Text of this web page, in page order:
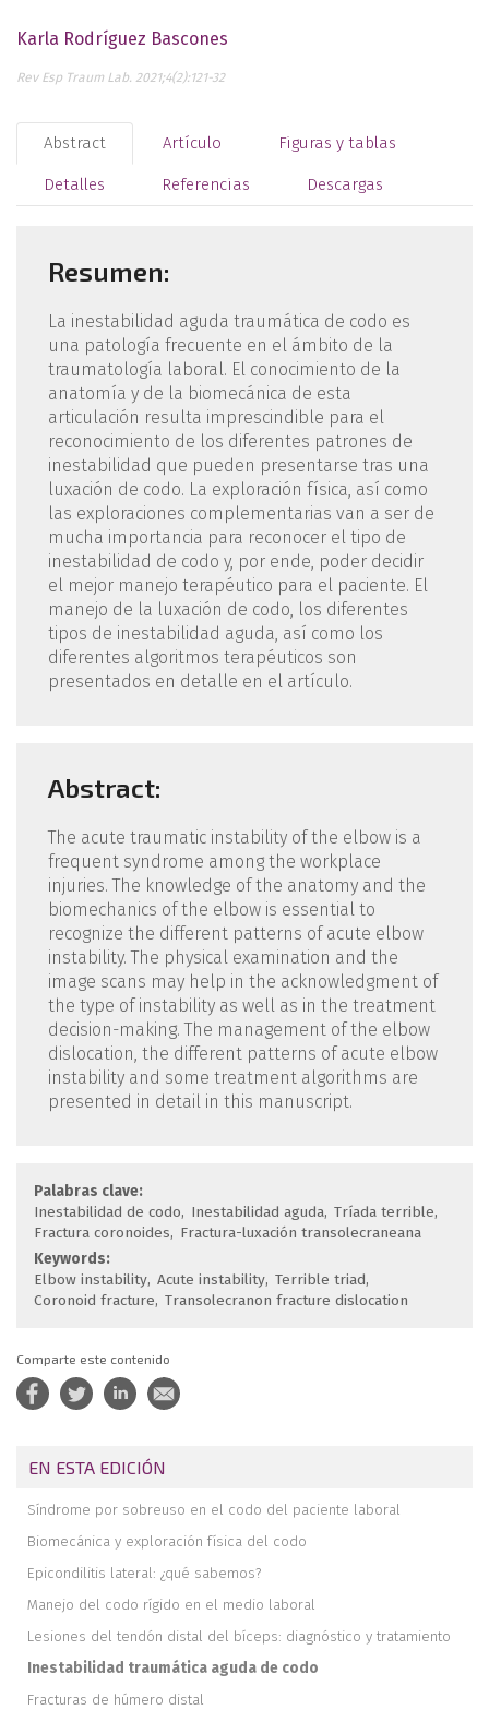
Karla Rodríguez Bascones
Rev Esp Traum Lab. 2021;4(2):121-32
Abstract Artículo Figuras y tablas
Detalles Referencias Descargas
Resumen:
La inestabilidad aguda traumática de codo es
una patología frecuente en el ámbito de la
traumatología laboral. El conocimiento de la
anatomía y de la biomecánica de esta
articulación resulta imprescindible para el
reconocimiento de los diferentes patrones de
inestabilidad que pueden presentarse tras una
luxación de codo. La exploración física, así como
las exploraciones complementarias van a ser de
mucha importancia para reconocer el tipo de
inestabilidad de codo y, por ende, poder decidir
el mejor manejo terapéutico para el paciente. El
manejo de la luxación de codo, los diferentes
tipos de inestabilidad aguda, así como los
diferentes algoritmos terapéuticos son
presentados en detalle en el artículo.
Abstract:
The acute traumatic instability of the elbow is a
frequent syndrome among the workplace
injuries. The knowledge of the anatomy and the
biomechanics of the elbow is essential to
recognize the different patterns of acute elbow
instability. The physical examination and the
image scans may help in the acknowledgment of
the type of instability as well as in the treatment
decision-making. The management of the elbow
dislocation, the different patterns of acute elbow
instability and some treatment algorithms are
presented in detail in this manuscript.
Palabras clave:
Inestabilidad de codo
Inestabilidad aguda Tríada terrible
Fractura coronoides
Fractura-luxación transolecraneana
Keywords:
Elbow instability Acute instability Terrible triad
Coronoid fracture Transolecranon fracture dislocation
Comparte este contenido
EN ESTA EDICIÓN
Síndrome por sobreuso en el codo del paciente laboral
Biomecánica y exploración física del codo
Epicondilitis lateral: ¿qué sabemos?
Manejo del codo rígido en el medio laboral
Lesiones del tendón distal del bíceps: diagnóstico y tratamiento
Inestabilidad traumática aguda de codo
Fracturas de húmero distal